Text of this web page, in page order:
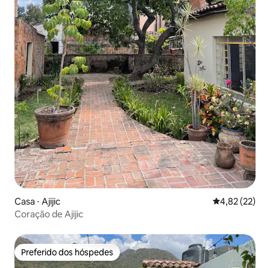
Casa ⋅ Ajijic 4,82 de uma
4,82 (22)
Coração de Ajijic
Preferido dos hóspedes
Preferido dos hóspedes